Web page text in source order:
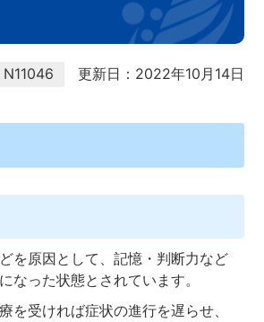
N11046 更新日：2022年10月14日
を原因として、記憶・判断力など
なった状態とされています。
受ければ症状の進行を遅らせ、